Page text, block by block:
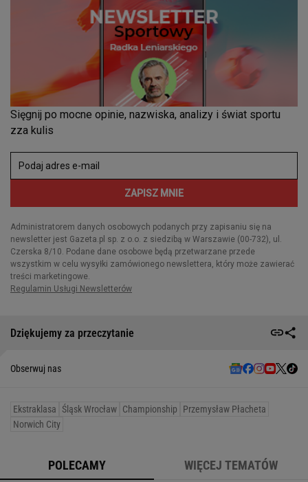
Dziękujemy za przeczytanie
Obserwuj nas
Ekstraklasa Śląsk Wrocław Championship
Przemysław Płacheta
Norwich City
POLECAMY WIĘCEJ TEMATÓW